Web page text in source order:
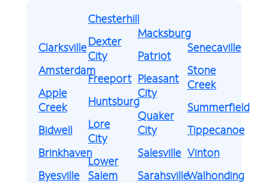
Clarksville
Amsterdam
Apple
Creek
Bidwell
Brinkhaven
Byesville
Chesterhill
Dexter
City
Freeport
Huntsburg
Lore
City
Lower
Salem
Macksburg
Patriot
Pleasant
City
Quaker
City
Salesville
Sarahsville
Senecaville
Stone
Creek
Summerfield
Tippecanoe
Vinton
Walhonding